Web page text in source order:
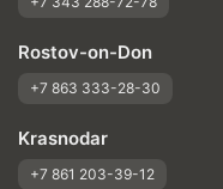
Rostov-on-Don
+7 863 333-28-30
Krasnodar
+7 861 203-39-12